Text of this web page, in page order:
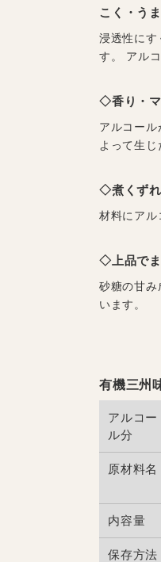
こく・う
浸透性にす
す。 アル
◇香り・
アルコー
よって生
◇煮くず
材料にアル
◇上品で
砂糖の甘み
います。
有機三州
アルコー
ル分
原材料名
内容量
保存方法